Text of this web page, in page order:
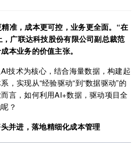
准，成本更可控，业务更全面。“在
广联达科技股份有限公司副总裁范
本业务的价值主张。
技术为核心，结合海量数据，构建起
，实现从“经验驱动“到“数据驱动”的
言，如何利用AI+数据，驱动项目全
？
并进，落地精细化成本管理